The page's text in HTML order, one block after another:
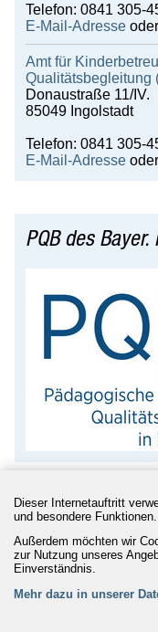
Dieser Internetauftritt
und besondere Funktionen.
Außerdem möchten wir
zur Nutzung unseres
Einverständnis.
Mehr dazu in unserer
Telefon: 0841 305-
E-Mail-Adresse oder
Amt für
Qualitätsbegleitung
Donaustraße 11/IV.
85049 Ingolstadt
Telefon: 0841 305-
E-Mail-Adresse oder
PQB des